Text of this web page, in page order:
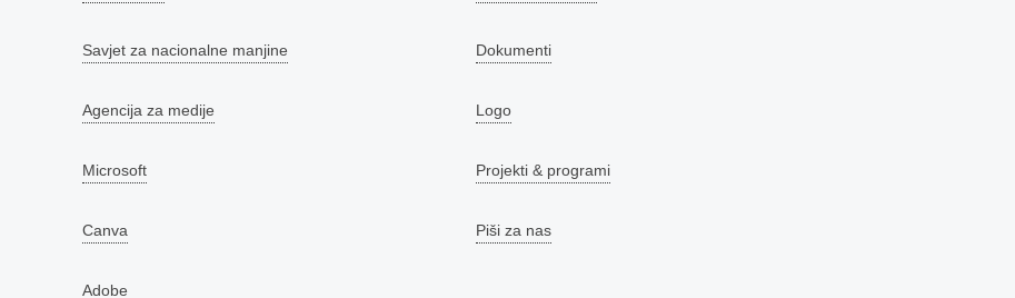
Savjet za nacionalne manjine
Agencija za medije
Microsoft
Canva
Adobe
Dokumenti
Logo
Projekti & programi
Piši za nas